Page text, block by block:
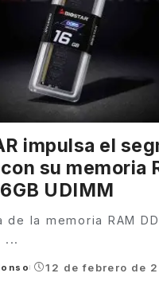
impulsa el
su memoria
UDIMM
de la memoria RAM
...
12 de febrero de